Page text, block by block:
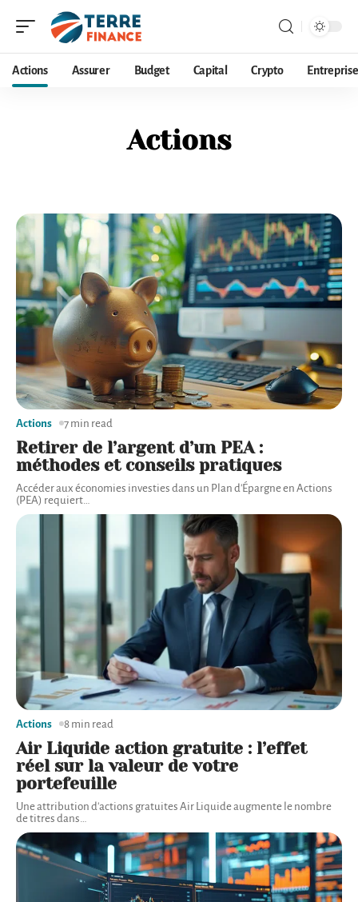
Actions Assurer Budget Capital Crypto Entreprise
Actions
Retirer de l’argent d’un PEA :
méthodes et conseils pratiques
Accéder aux économies investies dans un Plan d'Épargne en Actions
(PEA) requiert
Actions 7 min read
Air Liquide action gratuite : l’effet
réel sur la valeur de votre
portefeuille
Une attribution d'actions gratuites Air Liquide augmente le nombre
de titres dans
Actions 8 min read